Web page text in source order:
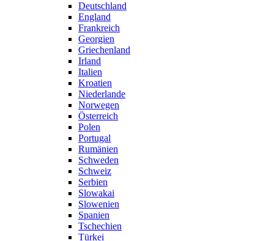
Deutschland
England
Frankreich
Georgien
Griechenland
Irland
Italien
Kroatien
Niederlande
Norwegen
Österreich
Polen
Portugal
Rumänien
Schweden
Schweiz
Serbien
Slowakai
Slowenien
Spanien
Tschechien
Türkei